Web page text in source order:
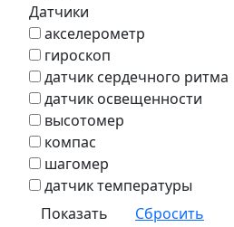
Датчики
акселерометр
гироскоп
датчик сердечного ритма
датчик освещенности
высотомер
компас
шагомер
датчик температуры